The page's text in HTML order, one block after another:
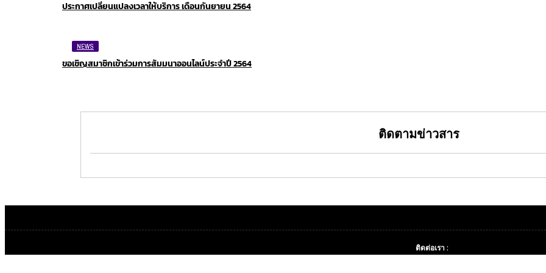
ประกาศเปลี่ยนแปลงเวลาให้บริการ เดือนกันยายน 2564
NEWS
ขอเชิญสมาชิกเข้าร่วมการสัมมนาออนไลน์ประจำปี 2564
ติดตามข่าวสาร
ติดต่อเรา :